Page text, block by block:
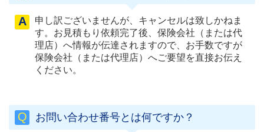
申し訳ございませんが、キャンセルは致しかねま
す。お見積もり依頼完了後、保険会社（または代
理店）へ情報が伝達されますので、お手数ですが
保険会社（または代理店）へご要望を直接お伝え
ください。
お問い合わせ番号とは何ですか？